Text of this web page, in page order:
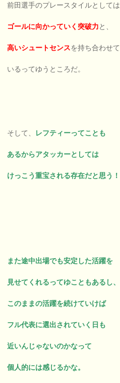
前田選手のプレースタイルとしては
ゴールに向かっていく突破力と、
高いシュートセンスを持ち合わせて
いるってゆうところだ。
そして、 レフティーってことも
あるからアタッカーとしては
けっこう重宝される存在だと思う！
また途中出場でも安定した活躍を
見せてくれるってゆこともあるし、
このままの活躍を続けていけば
フル代表に選出されていく日も
近いんじゃないのかなって
個人的には感じるかな。